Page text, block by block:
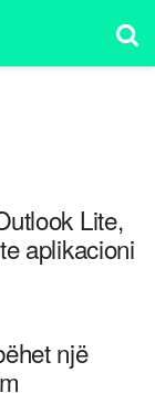
Lite,
aplikacioni
një